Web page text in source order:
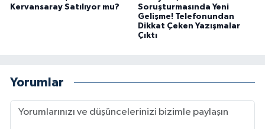
Kervansaray Satılıyor mu?
Soruşturmasında Yeni
Gelişme! Telefonundan
Dikkat Çeken Yazışmalar
Çıktı
Yorumlar